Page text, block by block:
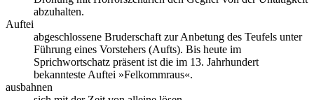
abzuhalten.
Auftei
abgeschlossene Bruderschaft zur Anbetung des Teufels unter
Führung eines Vorstehers (Aufts). Bis heute im
Sprichwortschatz präsent ist die im 13. Jahrhundert
bekannteste Auftei »Felkommraus«.
ausbahnen